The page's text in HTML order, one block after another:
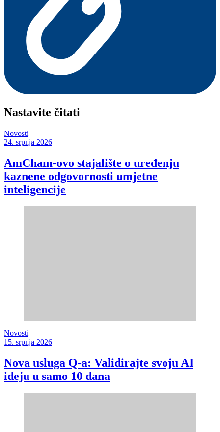
Nastavite čitati
Novosti
24. srpnja 2026
AmCham-ovo stajalište o uređenju
kaznene odgovornosti umjetne
inteligencije
Novosti
15. srpnja 2026
Nova usluga Q-a: Validirajte svoju AI
ideju u samo 10 dana